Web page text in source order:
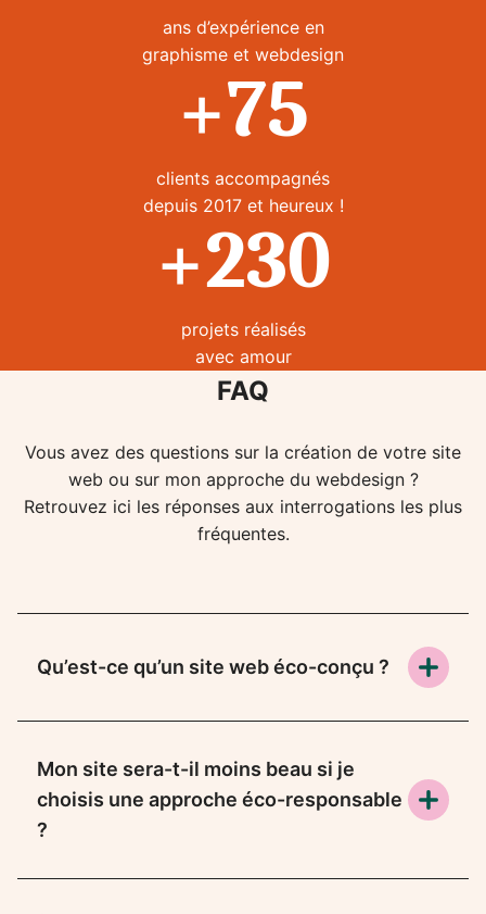
ans d’expérience en
graphisme et webdesign
+75
clients accompagnés
depuis 2017 et heureux !
+230
projets réalisés
avec amour
FAQ
Vous avez des questions sur la création de votre site
web ou sur mon approche du webdesign ?
Retrouvez ici les réponses aux interrogations les plus
fréquentes.
Qu’est-ce qu’un site web éco-conçu ?
Mon site sera-t-il moins beau si je
choisis une approche éco-responsable
?